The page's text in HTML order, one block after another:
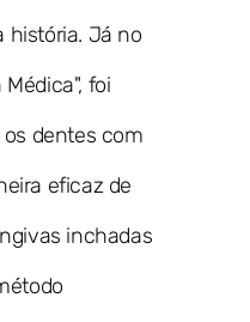
história. Já no
foi
dentes com
eficaz de
inchadas